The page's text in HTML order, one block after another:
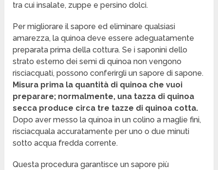
tra cui insalate, zuppe e persino dolci.
Per migliorare il sapore ed eliminare qualsiasi
amarezza, la quinoa deve essere adeguatamente
preparata prima della cottura. Se i saponini dello
strato esterno dei semi di quinoa non vengono
risciacquati, possono conferirgli un sapore di sapone.
Misura prima la quantità di quinoa che vuoi
preparare; normalmente, una tazza di quinoa
secca produce circa tre tazze di quinoa cotta.
Dopo aver messo la quinoa in un colino a maglie fini,
risciacquala accuratamente per uno o due minuti
sotto acqua fredda corrente.
Questa procedura garantisce un sapore più